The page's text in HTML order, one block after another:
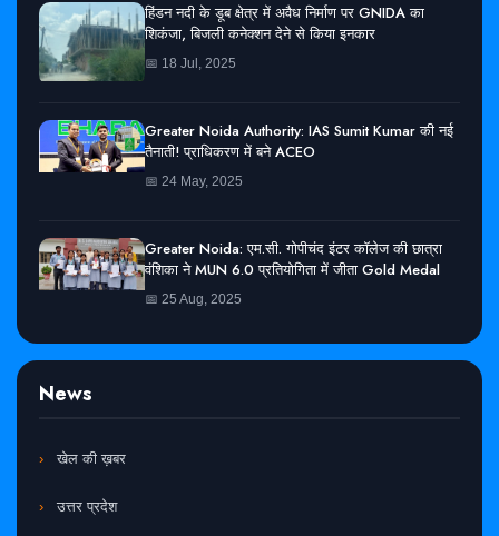
हिंडन नदी के डूब क्षेत्र में अवैध निर्माण पर GNIDA का
शिकंजा, बिजली कनेक्शन देने से किया इनकार
📅 18 Jul, 2025
Greater Noida Authority: IAS Sumit Kumar की नई
तैनाती! प्राधिकरण में बने ACEO
📅 24 May, 2025
Greater Noida: एम.सी. गोपीचंद इंटर कॉलेज की छात्रा
वंशिका ने MUN 6.0 प्रतियोगिता में जीता Gold Medal
📅 25 Aug, 2025
News
खेल की ख़बर
उत्तर प्रदेश